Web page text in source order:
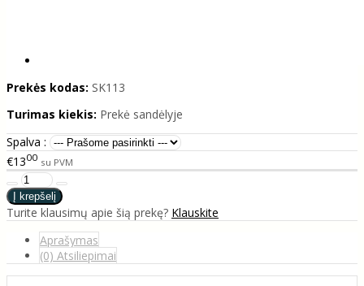
Prekės kodas: SK113
Turimas kiekis: Prekė sandėlyje
Spalva :
€1300 su PVM
Turite klausimų apie šią prekę? Klauskite
Aprašymas
(0) Atsiliepimai